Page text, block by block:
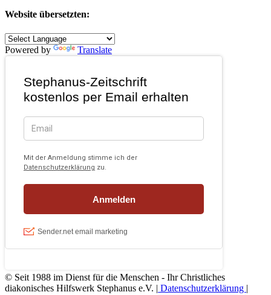
Website übersetzten:
Powered by Translate
© Seit 1988 im Dienst für die Menschen - Ihr Christliches
diakonisches Hilfswerk Stephanus e.V. | Datenschutzerklärung |